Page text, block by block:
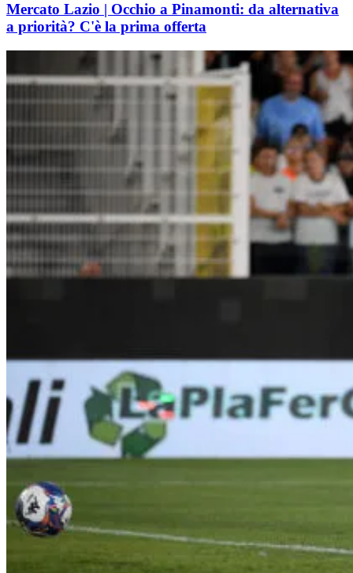
Mercato Lazio | Occhio a Pinamonti: da alternativa
a priorità? C'è la prima offerta